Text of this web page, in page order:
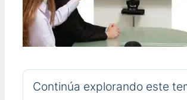
Continúa explorando este